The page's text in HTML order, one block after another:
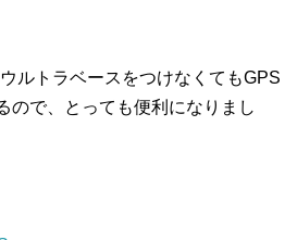
ルトラベースをつけなくてもGPS
ので、とっても便利になりまし